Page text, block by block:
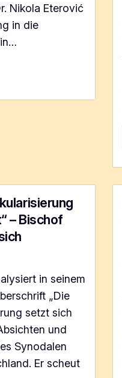
Nikola Eterović
in die
– Bischof
in seinem
„Die
setzt sich
und
Synodalen
Er scheut